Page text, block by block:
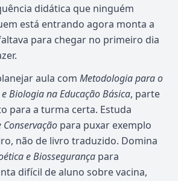
didática que ninguém
está entrando agora monta a
para chegar no primeiro dia
aula com Metodologia para o
Biologia na Educação Básica, parte
para a turma certa. Estuda
para puxar exemplo
não de livro traduzido. Domina
e Biossegurança para
difícil de aluno sobre vacina,